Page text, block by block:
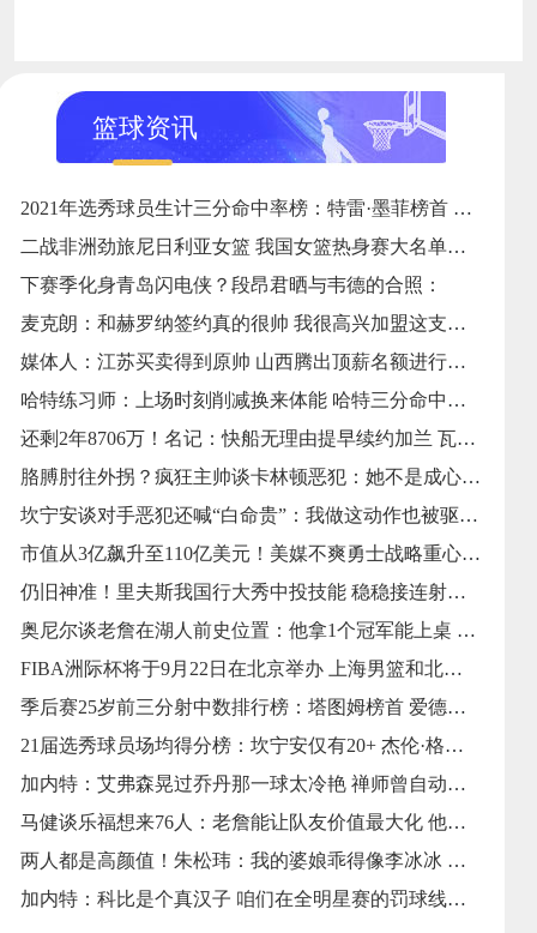
篮球资讯
2021年选秀球员生计三分命中率榜：特雷·墨菲榜首 格莱姆斯第七
二战非洲劲旅尼日利亚女篮 我国女篮热身赛大名单出炉
下赛季化身青岛闪电侠？段昂君晒与韦德的合照：
麦克朗：和赫罗纳签约真的很帅 我很高兴加盟这支球队
媒体人：江苏买卖得到原帅 山西腾出顶薪名额进行下一步买卖
哈特练习师：上场时刻削减换来体能 哈特三分命中率因而提高到41%
还剩2年8706万！名记：快船无理由提早续约加兰 瓦格勒乃未来柱石
胳膊肘往外拐？疯狂主帅谈卡林顿恶犯：她不是成心的 防守得强硬
坎宁安谈对手恶犯还喊“白命贵”：我做这动作也被驱 别打种族牌
市值从3亿飙升至110亿美元！美媒不爽勇士战略重心从库里身上搬运
仍旧神准！里夫斯我国行大秀中投技能 稳稳接连射中17球
奥尼尔谈老詹在湖人前史位置：他拿1个冠军能上桌 但坐不了中间位
FIBA洲际杯将于9月22日在北京举办 上海男篮和北控男篮等6队参赛
季后赛25岁前三分射中数排行榜：塔图姆榜首 爱德华兹第二 KD第四
21届选秀球员场均得分榜：坎宁安仅有20+ 杰伦·格林第2 申京第5
加内特：艾弗森晃过乔丹那一球太冷艳 禅师曾自动让乔丹换防他
马健谈乐福想来76人：老詹能让队友价值最大化 他的号召力独一档
两人都是高颜值！朱松玮：我的婆娘乖得像李冰冰 是时分秀秀了
加内特：科比是个真汉子 咱们在全明星赛的罚球线上还在争辩战术